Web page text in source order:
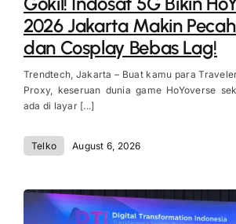
2026 Jakarta Makin
dan Cosplay Bebas Lag!
Trendtech, Jakarta – Buat kamu para
Proxy, keseruan dunia game HoYoverse
ada di layar [...]
Telko August 6, 2026